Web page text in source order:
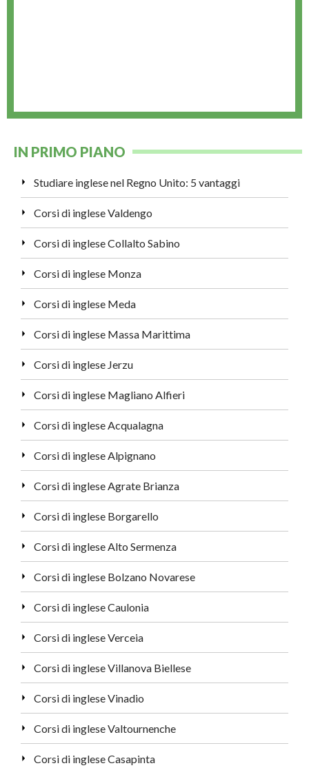
IN PRIMO PIANO
Studiare inglese nel Regno Unito: 5 vantaggi
Corsi di inglese Valdengo
Corsi di inglese Collalto Sabino
Corsi di inglese Monza
Corsi di inglese Meda
Corsi di inglese Massa Marittima
Corsi di inglese Jerzu
Corsi di inglese Magliano Alfieri
Corsi di inglese Acqualagna
Corsi di inglese Alpignano
Corsi di inglese Agrate Brianza
Corsi di inglese Borgarello
Corsi di inglese Alto Sermenza
Corsi di inglese Bolzano Novarese
Corsi di inglese Caulonia
Corsi di inglese Verceia
Corsi di inglese Villanova Biellese
Corsi di inglese Vinadio
Corsi di inglese Valtournenche
Corsi di inglese Casapinta